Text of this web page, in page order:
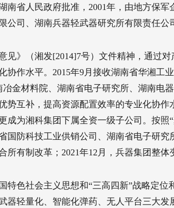
省人民政府批准，2001年，由地方保
司、湖南兵器轻武器研究所有限责任公
见》（湘发[2014]7号）文件精神，通过
作水平。2015年9月接收湖南省华湘工
金材料院、湖南省电子研究所、湖南电
互补，提高资源配置效率的专业化协
为湘科集团下属全资一级子公司。按
防科技工业供销公司、湖南省电子研
有制改革；2021年12月，兵器集团整体
特色社会主义思想和“三高四新”战略定
轻量化、智能化弹药、无人平台三大